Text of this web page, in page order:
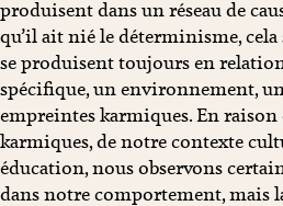
produisent dans un réseau de
qu’il ait nié le déterminisme,
se produisent toujours en
spécifique, un environnement,
empreintes karmiques. En raison
karmiques, de notre contexte
éducation, nous observons
dans notre comportement, mais